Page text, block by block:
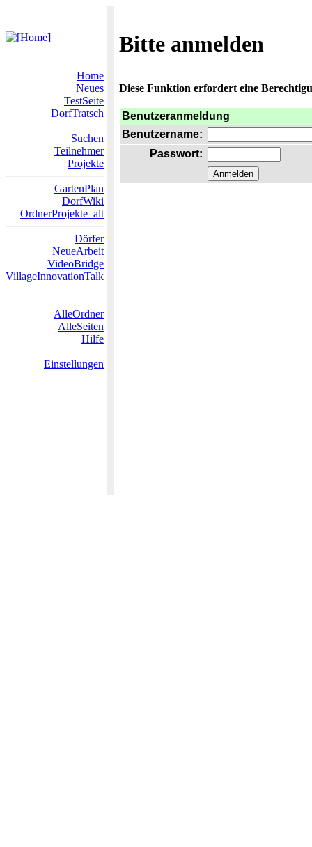
Bitte anmelden
Home
Neues
TestSeite
DorfTratsch
Suchen
Teilnehmer
Projekte
GartenPlan
DorfWiki
OrdnerProjekte_alt
Dörfer
NeueArbeit
VideoBridge
VillageInnovationTalk
AlleOrdner
AlleSeiten
Hilfe
Einstellungen
Diese Funktion erfordert eine
Benutzeranmeldung
Benutzername:
Passwort: